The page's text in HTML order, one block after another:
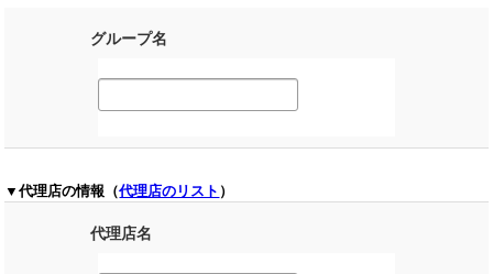
グループ名
▼代理店の情報（代理店のリスト ）
代理店名